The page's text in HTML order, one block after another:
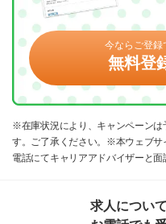
今ならご登録
無料登
※在庫状況により、キャンペーンは
す。ご了承ください。※本ウェブサ
電話にてキャリアアドバイザーと面
求人につい